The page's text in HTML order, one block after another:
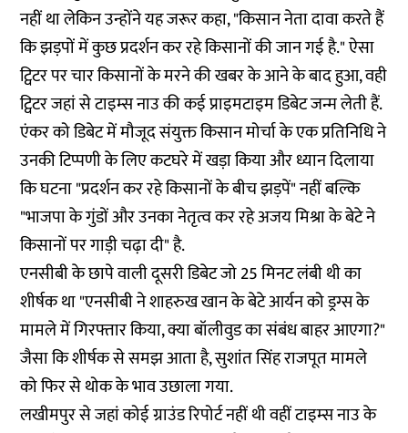
नहीं था लेकिन उन्होंने यह जरूर कहा, "किसान नेता दावा करते हैं
कि झड़पों में कुछ प्रदर्शन कर रहे किसानों की जान गई है." ऐसा
ट्विटर पर चार किसानों के मरने की खबर के आने के बाद हुआ, वही
ट्विटर जहां से टाइम्स नाउ की कई प्राइमटाइम डिबेट जन्म लेती हैं.
एंकर को डिबेट में मौजूद संयुक्त किसान मोर्चा के एक प्रतिनिधि ने
उनकी टिप्पणी के लिए कटघरे में खड़ा किया और ध्यान दिलाया
कि घटना "प्रदर्शन कर रहे किसानों के बीच झड़पें" नहीं बल्कि
"भाजपा के गुंडों और उनका नेतृत्व कर रहे अजय मिश्रा के बेटे ने
किसानों पर गाड़ी चढ़ा दी" है.
एनसीबी के छापे वाली दूसरीडिबेटजो 25 मिनट लंबी थी का
शीर्षक था "एनसीबी ने शाहरुख खान के बेटे आर्यन को ड्रग्स के
मामले में गिरफ्तार किया, क्या बॉलीवुड का संबंध बाहर आएगा?"
जैसा कि शीर्षक से समझ आता है, सुशांत सिंह राजपूत मामले
को फिर से थोक के भाव उछाला गया.
लखीमपुर से जहां कोई ग्राउंड रिपोर्ट नहीं थी वहीं टाइम्स नाउ के